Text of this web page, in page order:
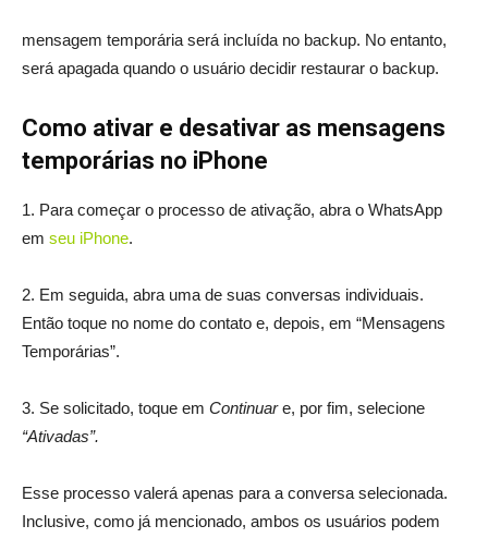
mensagem temporária será incluída no backup. No entanto,
será apagada quando o usuário decidir restaurar o backup.
Como ativar e desativar as mensagens
temporárias no iPhone
1. Para começar o processo de ativação, abra o WhatsApp
em seu iPhone.
2. Em seguida, abra uma de suas conversas individuais.
Então toque no nome do contato e, depois, em “Mensagens
Temporárias”.
3. Se solicitado, toque em Continuare, por fim, selecione
“Ativadas”.
Esse processo valerá apenas para a conversa selecionada.
Inclusive, como já mencionado, ambos os usuários podem